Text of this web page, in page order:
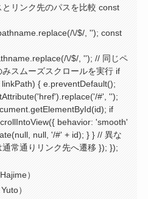
リンク先のパスを比較 const
\/$/, ''); const
\/$/, ''); // 同じペ
スムーズスクロールを実行 if
{ e.preventDefault();
#', '');
if
behavior: 'smooth'
null, '/#' + id); } } // 異な
通常通りリンク先へ遷移 }); });
）
）